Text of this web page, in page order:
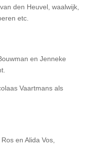
den Heuvel, waalwijk,
etc.
en Jenneke
Vaartmans als
en Alida Vos,